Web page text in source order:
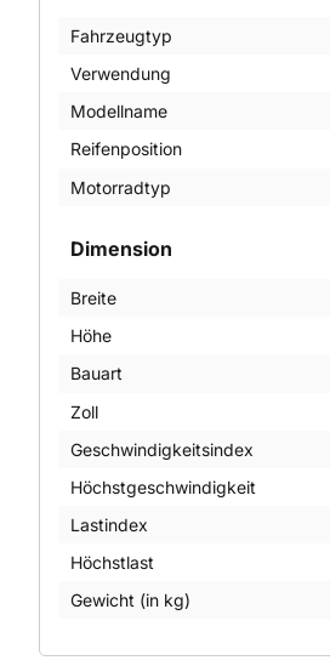
Dimension
Breite
Höhe
Bauart
Zoll
Geschwindigkeitsindex
Höchstgeschwindigkeit
Lastindex
Höchstlast
Gewicht (in kg)
Fahrzeugtyp
Verwendung
Modellname
Reifenposition
Motorradtyp